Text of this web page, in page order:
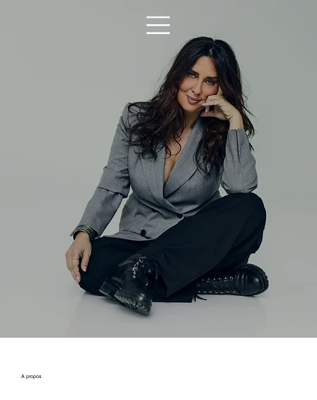
A propos